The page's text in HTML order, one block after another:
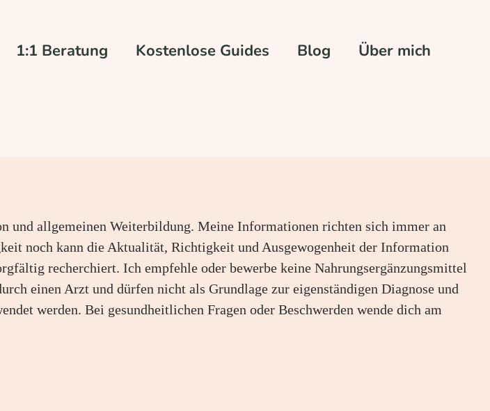
1:1 Beratung Kostenlose Guides Blog Über mich
und allgemeinen Weiterbildung. Meine Informationen richten sich immer an
noch kann die Aktualität, Richtigkeit und Ausgewogenheit der Information
recherchiert. Ich empfehle oder bewerbe keine Nahrungsergänzungsmittel
einen Arzt und dürfen nicht als Grundlage zur eigenständigen Diagnose und
werden. Bei gesundheitlichen Fragen oder Beschwerden wende dich am